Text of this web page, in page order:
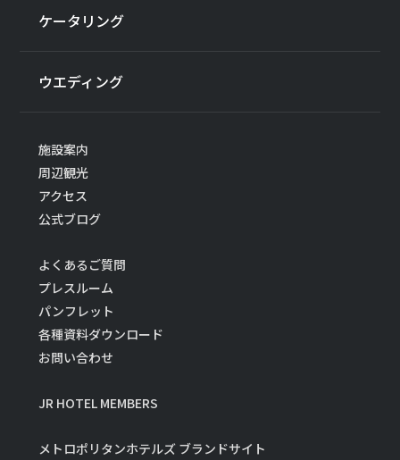
ケータリング
ウエディング
施設案内
周辺観光
アクセス
公式ブログ
よくあるご質問
プレスルーム
パンフレット
各種資料ダウンロード
お問い合わせ
JR HOTEL MEMBERS
メトロポリタンホテルズ ブランドサイト